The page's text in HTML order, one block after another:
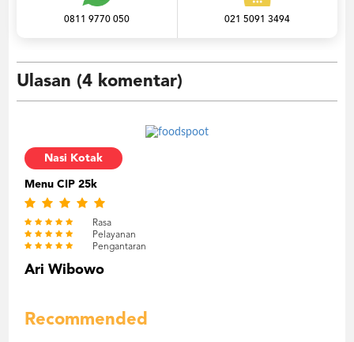
0811 9770 050 021 5091 3494
Ulasan (4 komentar)
Nasi Kotak
Menu CIP 25k
Rasa
Pelayanan
Pengantaran
Ari Wibowo
Recommended